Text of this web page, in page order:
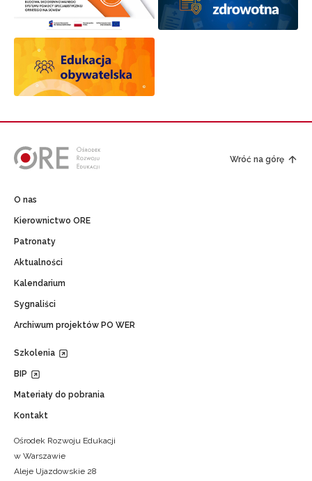
Wróć na górę
O nas
Kierownictwo ORE
Patronaty
Aktualności
Kalendarium
Sygnaliści
Archiwum projektów PO WER
Szkolenia
BIP
Materiały do pobrania
Kontakt
Ośrodek Rozwoju Edukacji
w Warszawie
Aleje Ujazdowskie 28